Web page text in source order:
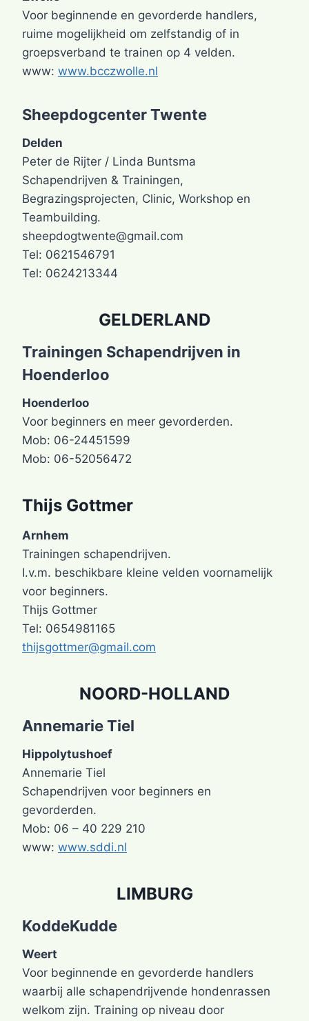
Voor beginnende en gevorderde handlers,
ruime mogelijkheid om zelfstandig of in
groepsverband te trainen op 4 velden.
www: www.bcczwolle.nl
Sheepdogcenter Twente
Delden
Peter de Rijter / Linda Buntsma
Schapendrijven & Trainingen,
Begrazingsprojecten, Clinic, Workshop en
Teambuilding.
sheepdogtwente@gmail.com
Tel: 0621546791
Tel: 0624213344
GELDERLAND
Trainingen Schapendrijven in
Hoenderloo
Hoenderloo
Voor beginners en meer gevorderden.
Mob: 06-24451599
Mob: 06-52056472
Thijs Gottmer
Arnhem
Trainingen schapendrijven.
I.v.m. beschikbare kleine velden voornamelijk
voor beginners.
Thijs Gottmer
Tel: 0654981165
thijsgottmer@gmail.com
NOORD-HOLLAND
Annemarie Tiel
Hippolytushoef
Annemarie Tiel
Schapendrijven voor beginners en
gevorderden.
Mob: 06 – 40 229 210
www: www.sddi.nl
LIMBURG
KoddeKudde
Weert
Voor beginnende en gevorderde handlers
waarbij alle schapendrijvende hondenrassen
welkom zijn. Training op niveau door